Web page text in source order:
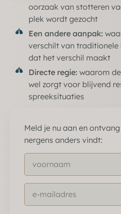
oorzaak van stotteren
plek wordt gezocht
Een andere aanpak:
verschilt van
dat het verschil maakt
Directe regie: waarom
wel zorgt voor blijvend
spreeksituaties
Meld je nu aan en
nergens anders vindt: